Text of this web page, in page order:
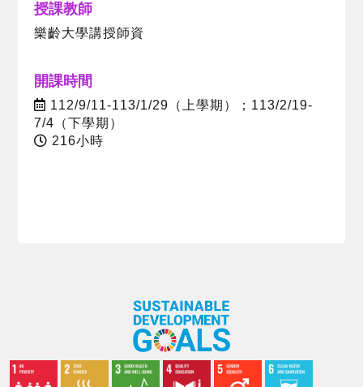
授課教師
樂齡大學講授師資
開課時間
112/9/11-113/1/29（上學期）；113/2/19-
7/4（下學期）
216小時